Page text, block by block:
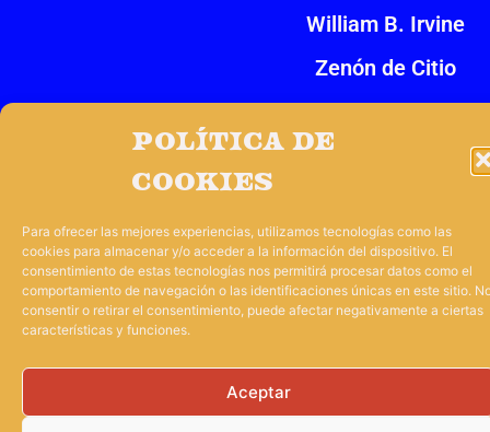
Política de
cookies
Para ofrecer las mejores experiencias, utilizamos tecnologías como las
cookies para almacenar y/o acceder a la información del dispositivo. El
consentimiento de estas tecnologías nos permitirá procesar datos como el
comportamiento de navegación o las identificaciones únicas en este sitio.
consentir o retirar el consentimiento, puede afectar negativamente a ciertas
características y funciones.
Aceptar
William B. Irvine
Zenón de Citio
Impulsado porTres Barbas